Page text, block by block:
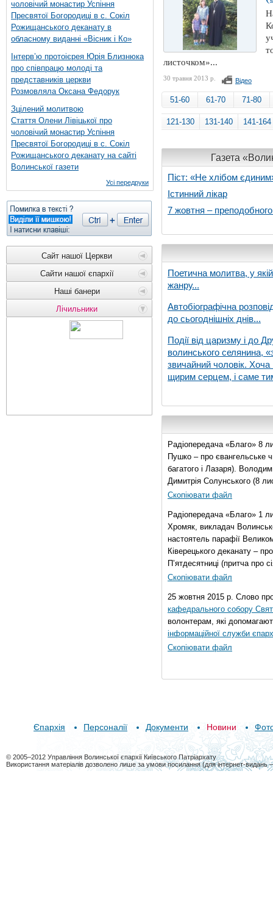
чоловічий монастир Успіння
Пресвятої Богородиці в с. Сокіл
Рожищанського деканату в
обласному виданні «Вісник і Ко»
Інтерв’ю протоієрея Юрія Близнюка
про співпрацю молоді та
представників церкви
Розмовляла Оксана Федорук
Зцілений молитвою
Стаття Олени Лівіцької про
чоловічий монастир Успіння
Пресвятої Богородиці в с. Сокіл
Рожищанського деканату на сайті
Волинської газети
Усі передруки
Сайт нашої Церкви
Сайти нашої єпархії
Наші банери
Лічильники
листочком»...
30 травня 2013 р. Відео
51-60 61-70 71-80
121-130 131-140 141-164
Газета
Піст: «Не хлібом
Істинний лікар
7 жовтня –
Поетична молитва, у
жанру...
Автобіографічна
до сьогоднішніх днів...
Події від царизму і до
волинського селянина,
звичайний чоловік. Хоча
щирим серцем, і саме
Радіопередача «Благо» 8
Пушко – про євангельське
багатого і Лазаря).
Димитрія Солунського (8
Скопіювати файл
Радіопередача «Благо» 1
Хромяк, викладач
настоятель парафії
Ківерецького деканату –
П’ятдесятниці (притча про
Скопіювати файл
25 жовтня 2015 р. Слово
кафедрального собору
волонтерам, які
інформаційної служби
Скопіювати файл
Єпархія Персоналії Документи Новини
© 2005–2012 Управління Волинської єпархії Київського Патріархату
Використання матеріалів дозволено лише за умови посилання (для інтернет-видань